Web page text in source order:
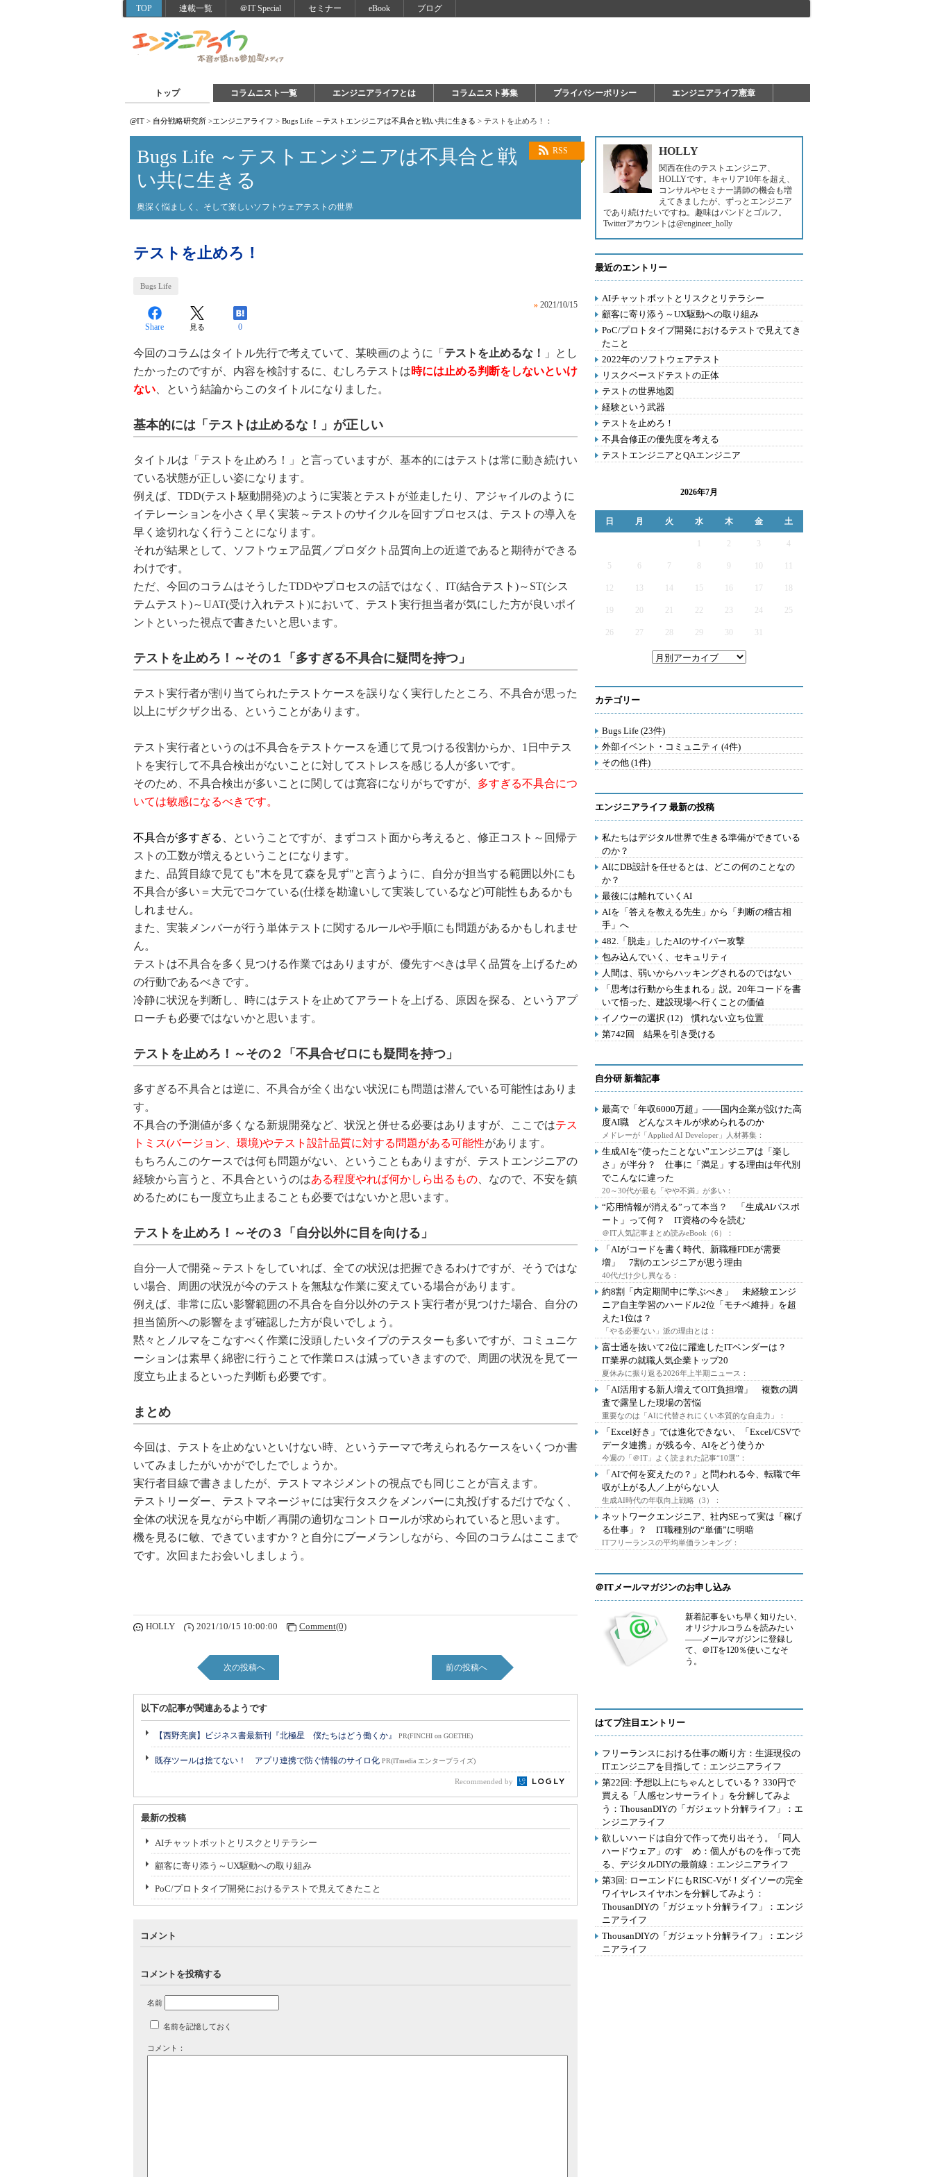
TOP 連載一覧 ＠IT Special セミナー eBook ブログ
トップ コラムニスト一覧 エンジニアライフとは コラムニスト募集 プライバシーポリシー エンジニアライフ憲章
@IT > 自分戦略研究所 >エンジニアライフ > Bugs Life ～テストエンジニアは不具合と戦い共に生きる > テストを止めろ！：
RSS
Bugs Life ～テストエンジニアは不具合と戦
い共に生きる
奥深く悩ましく、そして楽しいソフトウェアテストの世界
テストを止めろ！
Bugs Life
» 2021/10/15
Share 見る 0
今回のコラムはタイトル先行で考えていて、某映画のように「 テストを止めるな！
」とし
たかったのですが、内容を検討するに、むしろテストは時には止める判断をしないといけ
ない 、という結論からこのタイトルになりました。
基本的には「テストは止めるな！」が正しい
タイトルは「テストを止めろ！」と言っていますが、基本的にはテストは常に動き続けい
ている状態が正しい姿になります。
例えば、TDD(テスト駆動開発)のように実装とテストが並走したり、アジャイルのように
イテレーションを小さく早く実装～テストのサイクルを回すプロセスは、テストの導入を
早く途切れなく行うことになります。
それが結果として、ソフトウェア品質／プロダクト品質向上の近道であると期待ができる
わけです。
ただ、今回のコラムはそうしたTDDやプロセスの話ではなく、IT(結合テスト)～ST(シス
テムテスト)～UAT(受け入れテスト)において、テスト実行担当者が気にした方が良いポイ
ントといった視点で書きたいと思います。
テストを止めろ！～その１「多すぎる不具合に疑問を持つ」
テスト実行者が割り当てられたテストケースを誤りなく実行したところ、不具合が思った
以上にザクザク出る、ということがあります。
テスト実行者というのは不具合をテストケースを通じて見つける役割からか、1日中テス
トを実行して不具合検出がないことに対してストレスを感じる人が多いです。
そのため、不具合検出が多いことに関しては寛容になりがちですが、 多すぎる不具合につ
いては敏感になるべきです。
不具合が多すぎる、
ということですが、まずコスト面から考えると、修正コスト～回帰テ
ストの工数が増えるということになります。
また、品質目線で見ても"木を見て森を見ず"と言うように、自分が担当する範囲以外にも
不具合が多い＝大元でコケている(仕様を勘違いして実装しているなど)可能性もあるかも
しれません。
また、実装メンバーが行う単体テストに関するルールや手順にも問題があるかもしれませ
ん。
テストは不具合を多く見つける作業ではありますが、優先すべきは早く品質を上げるため
の行動であるべきです。
冷静に状況を判断し、時にはテストを止めてアラートを上げる、原因を探る、というアプ
ローチも必要ではないかと思います。
テストを止めろ！～その２「不具合ゼロにも疑問を持つ」
多すぎる不具合とは逆に、不具合が全く出ない状況にも問題は潜んでいる可能性はありま
す。
不具合の予測値が多くなる新規開発など、状況と併せる必要はありますが、ここではテス
トミス(バージョン、環境)やテスト設計品質に対する問題がある可能性があります。
もちろんこのケースでは何も問題がない、ということもありますが、テストエンジニアの
経験から言うと、不具合というのはある程度やれば何かしら出るもの 、なので、不安を鎮
めるためにも一度立ち止まることも必要ではないかと思います。
テストを止めろ！～その３「自分以外に目を向ける」
自分一人で開発～テストをしていれば、全ての状況は把握できるわけですが、そうではな
い場合、周囲の状況が今のテストを無駄な作業に変えている場合があります。
例えば、非常に広い影響範囲の不具合を自分以外のテスト実行者が見つけた場合、自分の
担当箇所への影響をまず確認した方が良いでしょう。
黙々とノルマをこなすべく作業に没頭したいタイプのテスターも多いですが、コミュニケ
ーションは素早く綿密に行うことで作業ロスは減っていきますので、周囲の状況を見て一
度立ち止まるといった判断も必要です。
まとめ
今回は、テストを止めないといけない時、というテーマで考えられるケースをいくつか書
いてみましたがいかがでしたでしょうか。
実行者目線で書きましたが、テストマネジメントの視点でも同じことが言えます。
テストリーダー、テストマネージャには実行タスクをメンバーに丸投げするだけでなく、
全体の状況を見ながら中断／再開の適切なコントロールが求められていると思います。
機を見るに敏、できていますか？と自分にブーメランしながら、今回のコラムはここまで
です。次回またお会いしましょう。
HOLLY 2021/10/15 10:00:00 Comment(0)
次の投稿へ 前の投稿へ
以下の記事が関連あるようです
【西野亮廣】ビジネス書最新刊『北極星 僕たちはどう働くか』 PR(FINCHI on GOETHE)
既存ツールは捨てない！ アプリ連携で防ぐ情報のサイロ化 PR(ITmedia エンタープライズ)
Recommended by
最新の投稿
AIチャットボットとリスクとリテラシー
顧客に寄り添う～UX駆動への取り組み
PoC/プロトタイプ開発におけるテストで見えてきたこと
コメント
コメントを投稿する
名前
名前を記憶しておく
コメント：
HOLLY
関西在住のテストエンジニア、
HOLLYです。キャリア10年を超え、
コンサルやセミナー講師の機会も増
えてきましたが、ずっとエンジニア
であり続けたいですね。趣味はバンドとゴルフ。
Twitterアカウントは@engineer_holly
最近のエントリー
AIチャットボットとリスクとリテラシー
顧客に寄り添う～UX駆動への取り組み
PoC/プロトタイプ開発におけるテストで見えてき
たこと
2022年のソフトウェアテスト
リスクベースドテストの正体
テストの世界地図
経験という武器
テストを止めろ！
不具合修正の優先度を考える
テストエンジニアとQAエンジニア
2026年7月
日 月 火 水 木 金 土
2 3 4
5 6 7 9
12 13 14 15 16 17
19 20 21 22 23 24 25
26 27 28 29 30 31
カテゴリー
Bugs Life (23件)
外部イベント・コミュニティ (4件)
その他 (1件)
エンジニアライフ 最新の投稿
私たちはデジタル世界で生きる準備ができている
のか？
AIにDB設計を任せるとは、どこの何のことなの
か？
最後には離れていくAI
AIを「答えを教える先生」から「判断の稽古相
手」へ
482.「脱走」したAIのサイバー攻撃
包み込んでいく、セキュリティ
人間は、弱いからハッキングされるのではない
「思考は行動から生まれる」説。20年コードを書
いて悟った、建設現場へ行くことの価値
イノウーの選択 (12) 慣れない立ち位置
第742回 結果を引き受ける
自分研 新着記事
最高で「年収6000万超」――国内企業が設けた高
度AI職 どんなスキルが求められるのか
メドレーが「Applied AI Developer」人材募集：
生成AIを“使ったことない”エンジニアは「楽し
さ」が半分？ 仕事に「満足」する理由は年代別
でこんなに違った
20～30代が最も「やや不満」が多い：
“応用情報が消える”って本当？ 「生成AIパスポ
ート」って何？ IT資格の今を読む
＠IT人気記事まとめ読みeBook（6）：
「AIがコードを書く時代、新職種FDEが需要
増」 7割のエンジニアが思う理由
40代だけ少し異なる：
約8割「内定期間中に学ぶべき」 未経験エンジ
ニア自主学習のハードル2位「モチベ維持」を超
えた1位は？
「やる必要ない」派の理由とは：
富士通を抜いて2位に躍進したITベンダーは？
IT業界の就職人気企業トップ20
夏休みに振り返る2026年上半期ニュース：
「AI活用する新人増えてOJT負担増」 複数の調
査で露呈した現場の苦悩
重要なのは「AIに代替されにくい本質的な自走力」：
「Excel好き」では進化できない、「Excel/CSVで
データ連携」が残る今、AIをどう使うか
今週の「＠IT」よく読まれた記事“10選”：
「AIで何を変えたの？」と問われる今、転職で年
収が上がる人／上がらない人
生成AI時代の年収向上戦略（3）：
ネットワークエンジニア、社内SEって実は「稼げ
る仕事」？ IT職種別の“単価”に明暗
ITフリーランスの平均単価ランキング：
＠ITメールマガジンのお申し込み
新着記事をいち早く知りたい、
オリジナルコラムを読みたい
――メールマガジンに登録し
て、＠ITを120％使いこなそ
う。
はてブ注目エントリー
フリーランスにおける仕事の断り方：生涯現役の
ITエンジニアを目指して：エンジニアライフ
第22回: 予想以上にちゃんとしている？ 330円で
買える「人感センサーライト」を分解してみよ
う：ThousanDIYの「ガジェット分解ライフ」：エ
ンジニアライフ
欲しいハードは自分で作って売り出そう。「同人
ハードウェア」のすゝめ：個人がものを作って売
る、デジタルDIYの最前線：エンジニアライフ
第3回: ローエンドにもRISC-Vが！ダイソーの完全
ワイヤレスイヤホンを分解してみよう：
ThousanDIYの「ガジェット分解ライフ」：エンジ
ニアライフ
ThousanDIYの「ガジェット分解ライフ」：エンジ
ニアライフ